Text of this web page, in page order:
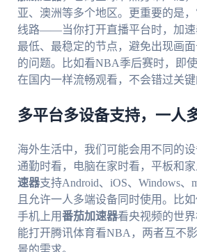
亚、澳洲等多个地区。更重要的是
线路——当你打开直播平台时，加速
最低、最稳定的节点，避免出现画
的问题。比如看NBA季后赛时，即
在国内一样流畅观看，不会错过关键
多平台多设备支持，一人
海外生活中，我们可能会用不同的
通勤时看，电脑在家时看，平板和家
速器支持Android、iOS、Windows、
且允许一人多端设备同时使用。比如
手机上用番茄加速器看央视频的世
能打开腾讯体育看NBA，两者互不
景的需求。